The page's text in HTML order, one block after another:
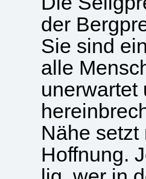
der
Sie sind
alle
unerwartet
Nähe
Hoffnung.